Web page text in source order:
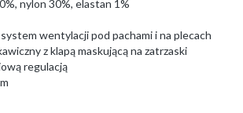
nylon 30%, elastan 1%
wentylacji pod pachami i na plecach
z klapą maskującą na zatrzaski
regulacją